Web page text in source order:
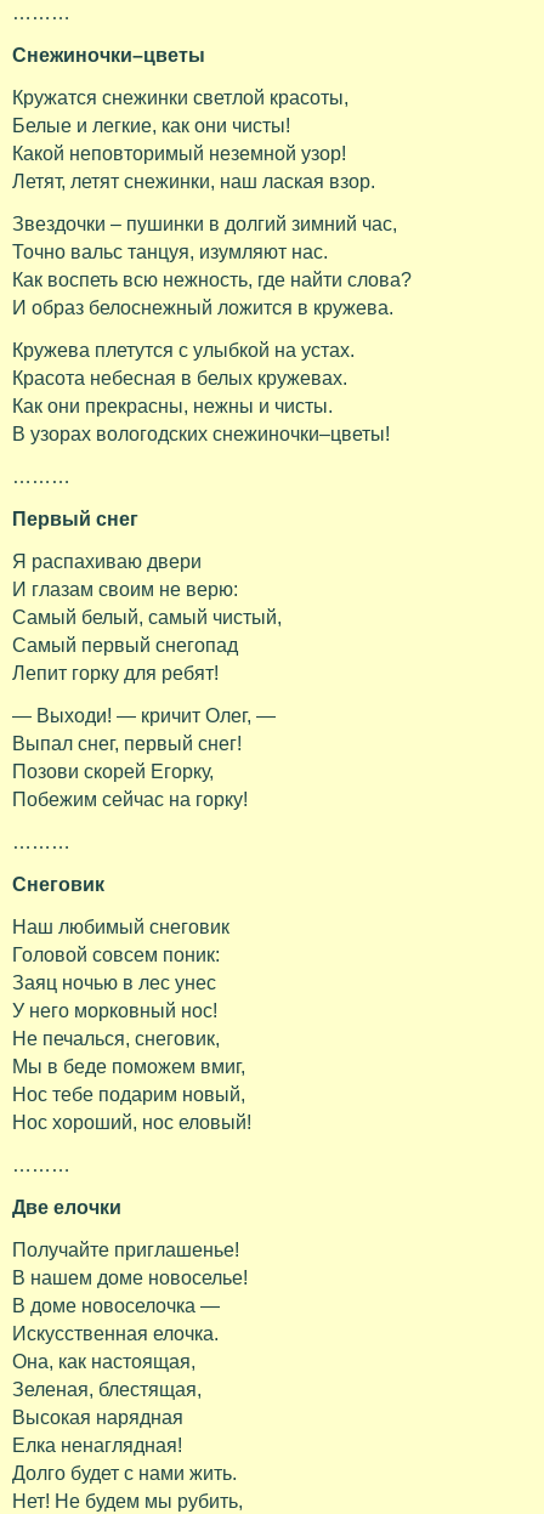
………
Снежиночки–цветы
Кружатся снежинки светлой красоты,
Белые и легкие, как они чисты!
Какой неповторимый неземной узор!
Летят, летят снежинки, наш лаская взор.
Звездочки – пушинки в долгий зимний час,
Точно вальс танцуя, изумляют нас.
Как воспеть всю нежность, где найти слова?
И образ белоснежный ложится в кружева.
Кружева плетутся с улыбкой на устах.
Красота небесная в белых кружевах.
Как они прекрасны, нежны и чисты.
В узорах вологодских снежиночки–цветы!
………
Первый снег
Я распахиваю двери
И глазам своим не верю:
Самый белый, самый чистый,
Самый первый снегопад
Лепит горку для ребят!
— Выходи! — кричит Олег, —
Выпал снег, первый снег!
Позови скорей Егорку,
Побежим сейчас на горку!
………
Снеговик
Наш любимый снеговик
Головой совсем поник:
Заяц ночью в лес унес
У него морковный нос!
Не печалься, снеговик,
Мы в беде поможем вмиг,
Нос тебе подарим новый,
Нос хороший, нос еловый!
………
Две елочки
Получайте приглашенье!
В нашем доме новоселье!
В доме новоселочка —
Искусственная елочка.
Она, как настоящая,
Зеленая, блестящая,
Высокая нарядная
Елка ненаглядная!
Долго будет с нами жить.
Нет! Не будем мы рубить,